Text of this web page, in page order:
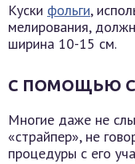
Куски фольги,
мелирования,
ширина 10-15 см.
С ПОМОЩЬЮ
Многие даже не
«страйпер», не
процедуры с его